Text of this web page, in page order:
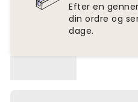
Efter en
din ordre og
dage.